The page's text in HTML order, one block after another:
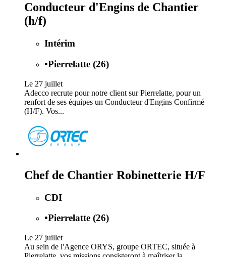
Conducteur d'Engins de Chantier
(h/f)
Intérim
•Pierrelatte (26)
Le 27 juillet
Adecco recrute pour notre client sur Pierrelatte, pour un
renfort de ses équipes un Conducteur d'Engins Confirmé
(H/F). Vos...
Chef de Chantier Robinetterie H/F
CDI
•Pierrelatte (26)
Le 27 juillet
Au sein de l'Agence ORYS, groupe ORTEC, située à